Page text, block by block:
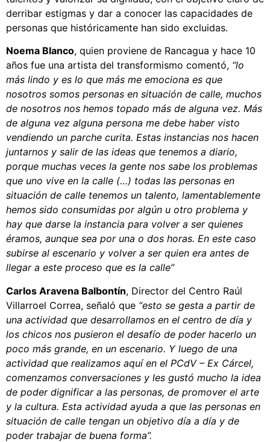
derribar estigmas y dar a conocer las capacidades de
personas que históricamente han sido excluidas.
Noema Blanco, quien proviene de Rancagua y hace 10
años fue una artista del transformismo comentó, “lo
más lindo y es lo que más me emociona es que
nosotros somos personas en situación de calle, muchos
de nosotros nos hemos topado más de alguna vez. Más
de alguna vez alguna persona me debe haber visto
vendiendo un parche curita. Estas instancias nos hacen
juntarnos y salir de las ideas que tenemos a diario,
porque muchas veces la gente nos sabe los problemas
que uno vive en la calle (…) todas las personas en
situación de calle tenemos un talento, lamentablemente
hemos sido consumidas por algún u otro problema y
hay que darse la instancia para volver a ser quienes
éramos, aunque sea por una o dos horas. En este caso
subirse al escenario y volver a ser quien era antes de
llegar a este proceso que es la calle”
Carlos Aravena Balbontín, Director del Centro Raúl
Villarroel Correa, señaló que “esto se gesta a partir de
una actividad que desarrollamos en el centro de día y
los chicos nos pusieron el desafío de poder hacerlo un
poco más grande, en un escenario. Y luego de una
actividad que realizamos aquí en el PCdV – Ex Cárcel,
comenzamos conversaciones y les gustó mucho la idea
de poder dignificar a las personas, de promover el arte
y la cultura. Esta actividad ayuda a que las personas en
situación de calle tengan un objetivo día a día y de
poder trabajar de buena forma”.